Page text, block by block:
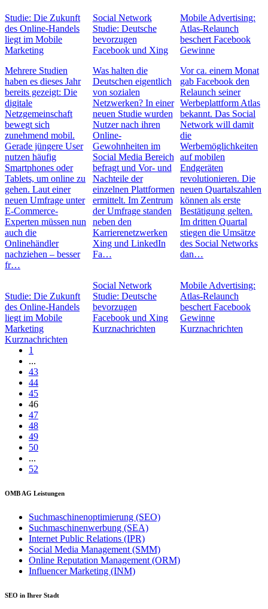
Studie: Die Zukunft
des Online-Handels
liegt im Mobile
Marketing
Mehrere Studien
haben es dieses Jahr
bereits gezeigt: Die
digitale
Netzgemeinschaft
bewegt sich
zunehmend mobil.
Gerade jüngere User
nutzen häufig
Smartphones oder
Tablets, um online zu
gehen. Laut einer
neuen Umfrage unter
E-Commerce-
Experten müssen nun
auch die
Onlinehändler
nachziehen – besser
fr…
Studie: Die Zukunft
des Online-Handels
liegt im Mobile
Marketing
Kurznachrichten
Social Network
Studie: Deutsche
bevorzugen
Facebook und Xing
Was halten die
Deutschen eigentlich
von sozialen
Netzwerken? In einer
neuen Studie wurden
Nutzer nach ihren
Online-
Gewohnheiten im
Social Media Bereich
befragt und Vor- und
Nachteile der
einzelnen Plattformen
ermittelt. Im Zentrum
der Umfrage standen
neben den
Karrierenetzwerken
Xing und LinkedIn
Fa…
Social Network
Studie: Deutsche
bevorzugen
Facebook und Xing
Kurznachrichten
Mobile Advertising:
Atlas-Relaunch
beschert Facebook
Gewinne
Vor ca. einem Monat
gab Facebook den
Relaunch seiner
Werbeplattform Atlas
bekannt. Das Social
Network will damit
die
Werbemöglichkeiten
auf mobilen
Endgeräten
revolutionieren. Die
neuen Quartalszahlen
können als erste
Bestätigung gelten.
Im dritten Quartal
stiegen die Umsätze
des Social Networks
dan…
Mobile Advertising:
Atlas-Relaunch
beschert Facebook
Gewinne
Kurznachrichten
1
...
43
44
45
46
47
48
49
50
...
52
OMB AG Leistungen
Suchmaschinenoptimierung (SEO)
Suchmaschinenwerbung (SEA)
Internet Public Relations (IPR)
Social Media Management (SMM)
Online Reputation Management (ORM)
Influencer Marketing (INM)
SEO in Ihrer Stadt